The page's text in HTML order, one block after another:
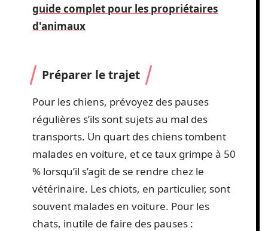
guide complet pour les propriétaires
d'animaux
Préparer le trajet
Pour les chiens, prévoyez des pauses
régulières s’ils sont sujets au mal des
transports. Un quart des chiens tombent
malades en voiture, et ce taux grimpe à 50
% lorsqu’il s’agit de se rendre chez le
vétérinaire. Les chiots, en particulier, sont
souvent malades en voiture. Pour les
chats, inutile de faire des pauses :